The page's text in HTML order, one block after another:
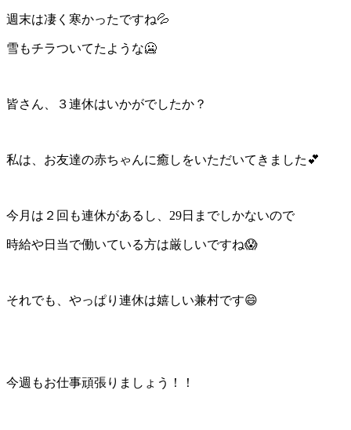
週末は凄く寒かったですね💦
雪もチラついてたような🥶
皆さん、３連休はいかがでしたか？
私は、お友達の赤ちゃんに癒しをいただいてきました💕
今月は２回も連休があるし、29日までしかないので
時給や日当で働いている方は厳しいですね😱
それでも、やっぱり連休は嬉しい兼村です😄
今週もお仕事頑張りましょう！！